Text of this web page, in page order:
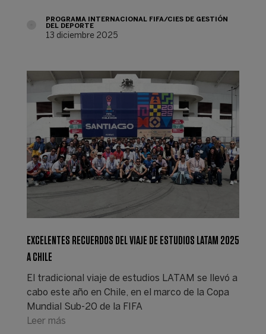
PROGRAMA INTERNACIONAL FIFA/CIES DE GESTIÓN
DEL DEPORTE
13 diciembre 2025
EXCELENTES RECUERDOS DEL VIAJE DE ESTUDIOS LATAM 2025
A CHILE
El tradicional viaje de estudios LATAM se llevó a
cabo este año en Chile, en el marco de la Copa
Mundial Sub-20 de la FIFA
Leer más